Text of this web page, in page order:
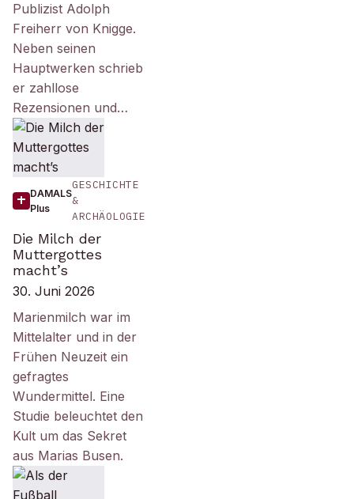
Publizist Adolph
Freiherr von Knigge.
Neben seinen
Hauptwerken schrieb
er zahllose
Rezensionen und…
DAMALS
Plus
GESCHICHTE
&
ARCHÄOLOGIE
Die Milch der
Muttergottes
macht’s
30. Juni 2026
Marienmilch war im
Mittelalter und in der
Frühen Neuzeit ein
gefragtes
Wundermittel. Eine
Studie beleuchtet den
Kult um das Sekret
aus Marias Busen.